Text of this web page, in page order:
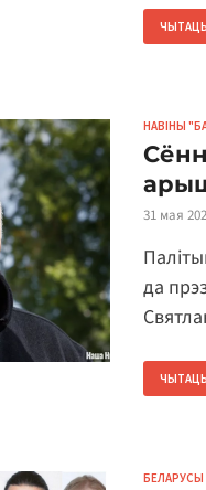
НАВІНЫ
31 мая
да
БЕЛАРУСЫ